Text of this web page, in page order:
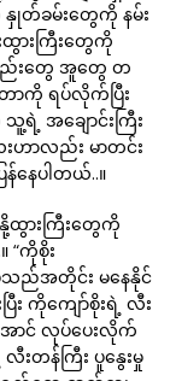
နှုတ်ခမ်းတွေကို နမ်း
ားကြီးတွေကို
ည်းတွေ အူတွေ တ
ာကို ရပ်လိုက်ပြီး
အချောင်းကြီး
ာလည်း မာတင်း
နေပါတယ်..။
ထွားကြီးတွေကို
“ကိုစိုး
သည်အတိုင်း မနေနိုင်
ြီး ကိုကျော်စိုးရဲ့ လီး
ောင် လုပ်ပေးလိုက်
တန်ကြီး ပူနွေးမှု